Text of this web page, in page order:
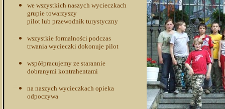
we wszystkich naszych wycieczkach
grupie towarzyszy
pilot lub przewodnik turystyczny
wszystkie formalności podczas
trwania wycieczki dokonuje pilot
współpracujemy ze starannie
dobranymi kontrahentami
na naszych wycieczkach opieka
odpoczywa